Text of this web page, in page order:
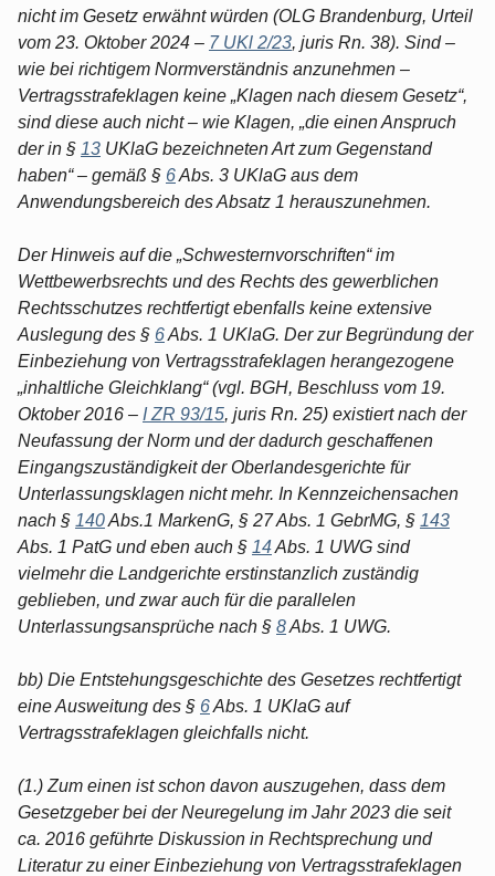
nicht im Gesetz erwähnt würden (OLG Brandenburg, Urteil
vom 23. Oktober 2024 – 7 UKl 2/23, juris Rn. 38). Sind –
wie bei richtigem Normverständnis anzunehmen –
Vertragsstrafeklagen keine „Klagen nach diesem Gesetz“,
sind diese auch nicht – wie Klagen, „die einen Anspruch
der in § 13 UKlaG bezeichneten Art zum Gegenstand
haben“ – gemäß § 6Abs. 3 UKlaG aus dem
Anwendungsbereich des Absatz 1 herauszunehmen.
Der Hinweis auf die „Schwesternvorschriften“ im
Wettbewerbsrechts und des Rechts des gewerblichen
Rechtsschutzes rechtfertigt ebenfalls keine extensive
Auslegung des § 6Abs. 1 UKlaG. Der zur Begründung der
Einbeziehung von Vertragsstrafeklagen herangezogene
„inhaltliche Gleichklang“ (vgl. BGH, Beschluss vom 19.
Oktober 2016 – I ZR 93/15, juris Rn. 25) existiert nach der
Neufassung der Norm und der dadurch geschaffenen
Eingangszuständigkeit der Oberlandesgerichte für
Unterlassungsklagen nicht mehr. In Kennzeichensachen
nach § 140Abs.1 MarkenG, § 27 Abs. 1 GebrMG, § 143
Abs. 1 PatG und eben auch § 14Abs. 1 UWG sind
vielmehr die Landgerichte erstinstanzlich zuständig
geblieben, und zwar auch für die parallelen
Unterlassungsansprüche nach § 8Abs. 1 UWG.
bb) Die Entstehungsgeschichte des Gesetzes rechtfertigt
eine Ausweitung des § 6Abs. 1 UKlaG auf
Vertragsstrafeklagen gleichfalls nicht.
(1.) Zum einen ist schon davon auszugehen, dass dem
Gesetzgeber bei der Neuregelung im Jahr 2023 die seit
ca. 2016 geführte Diskussion in Rechtsprechung und
Literatur zu einer Einbeziehung von Vertragsstrafeklagen